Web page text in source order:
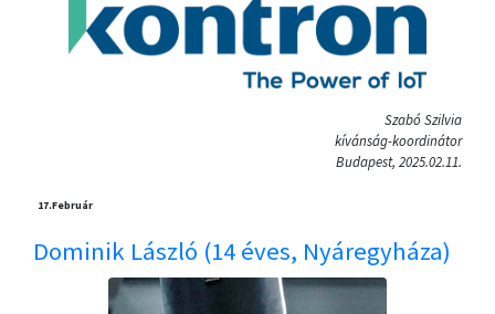
Szabó Szilvia
kívánság-koordinátor
Budapest, 2025.02.11.
17.Február
Dominik László (14 éves, Nyáregyháza)